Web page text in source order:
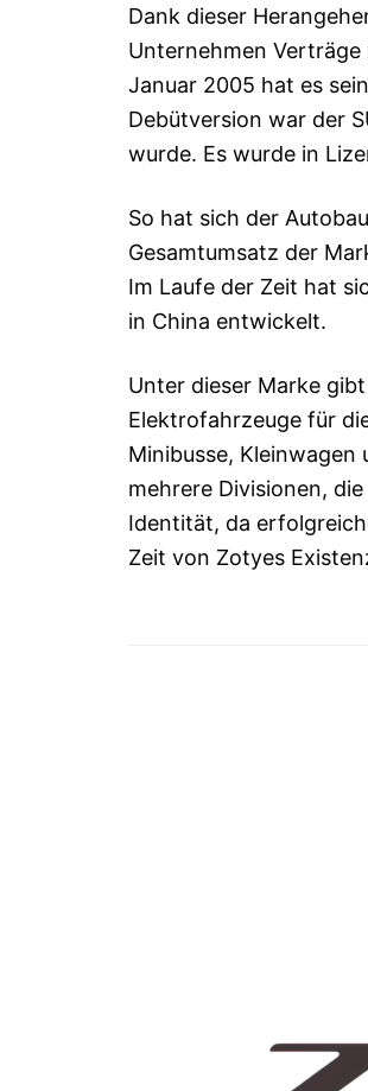
Dank dieser
Unternehmen
Januar 2005 hat es
Debütversion war der
wurde. Es wurde in
So hat sich der
Gesamtumsatz der
Im Laufe der Zeit hat
in China entwickelt.
Unter dieser Marke
Elektrofahrzeuge für
Minibusse, Kleinwagen
mehrere Divisionen,
Identität, da
Zeit von Zotyes